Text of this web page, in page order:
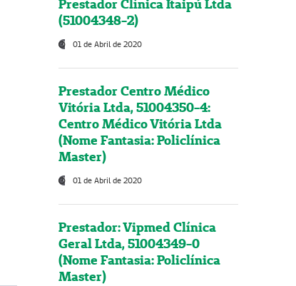
Prestador Clínica Itaipú Ltda
(51004348-2)
01 de Abril de 2020
Prestador Centro Médico
Vitória Ltda, 51004350-4:
Centro Médico Vitória Ltda
(Nome Fantasia: Policlínica
Master)
01 de Abril de 2020
Prestador: Vipmed Clínica
Geral Ltda, 51004349-0
(Nome Fantasia: Policlínica
Master)